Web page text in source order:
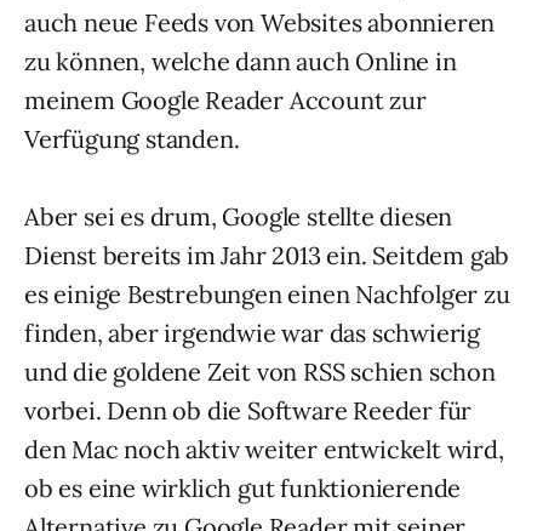
auch neue Feeds von Websites abonnieren
zu können, welche dann auch Online in
meinem Google Reader Account zur
Verfügung standen.
Aber sei es drum, Google stellte diesen
Dienst bereits im Jahr 2013 ein. Seitdem gab
es einige Bestrebungen einen Nachfolger zu
finden, aber irgendwie war das schwierig
und die goldene Zeit von RSS schien schon
vorbei. Denn ob die Software Reeder für
den Mac noch aktiv weiter entwickelt wird,
ob es eine wirklich gut funktionierende